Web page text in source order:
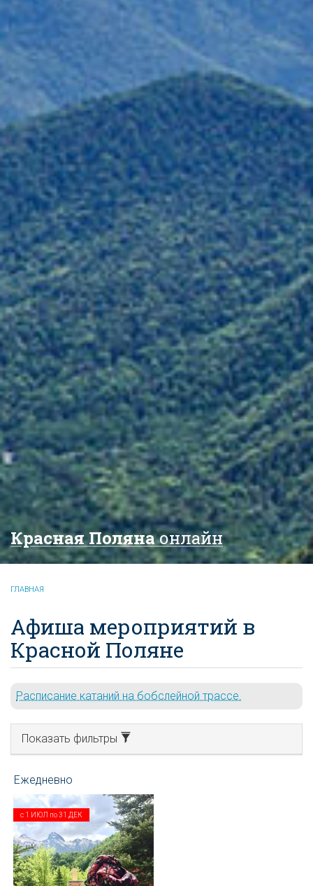
Красная Полянаонлайн
ГЛАВНАЯ
Афиша мероприятий в
Красной Поляне
Расписание катаний на бобслейной трассе.
Показать фильтры
с 1 ИЮЛ по31 ДЕК